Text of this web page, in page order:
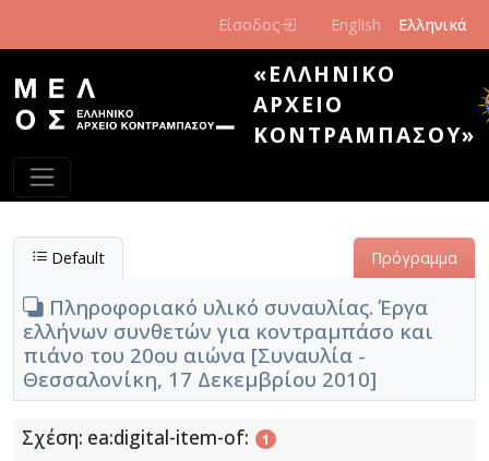
Είσοδος English Ελληνικά
«ΕΛΛΗΝΙΚΌ
ΑΡΧΕΊΟ
ΚΟΝΤΡΑΜΠΆΣΟΥ»
Default Πρόγραμμα
Πληροφοριακό υλικό συναυλίας. Έργα
ελλήνων συνθετών για κοντραμπάσο και
πιάνο του 20ου αιώνα [Συναυλία -
Θεσσαλονίκη, 17 Δεκεμβρίου 2010]
Σχέση: ea:digital-item-of: 1